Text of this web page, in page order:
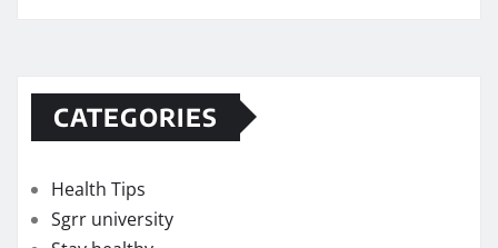
CATEGORIES
Health Tips
Sgrr university